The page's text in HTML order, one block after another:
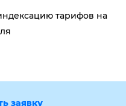
тарифов на
заявку